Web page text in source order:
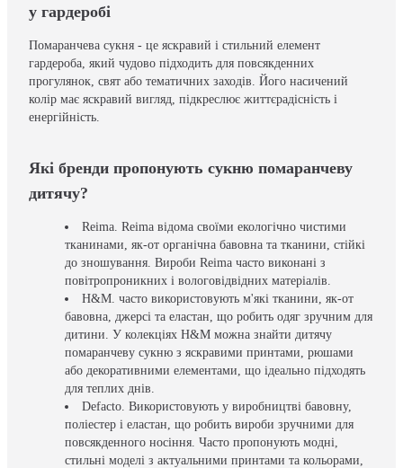
у гардеробі
Помаранчева сукня - це яскравий і стильний елемент
гардероба, який чудово підходить для повсякденних
прогулянок, свят або тематичних заходів. Його насичений
колір має яскравий вигляд, підкреслює життєрадісність і
енергійність.
Які бренди пропонують сукню помаранчеву
дитячу?
Reima. Reima відома своїми екологічно чистими
тканинами, як-от органічна бавовна та тканини, стійкі
до зношування. Вироби Reima часто виконані з
повітропроникних і вологовідвідних матеріалів.
H&M. часто використовують м'які тканини, як-от
бавовна, джерсі та еластан, що робить одяг зручним для
дитини. У колекціях H&M можна знайти дитячу
помаранчеву сукню з яскравими принтами, рюшами
або декоративними елементами, що ідеально підходять
для теплих днів.
Defacto. Використовують у виробництві бавовну,
поліестер і еластан, що робить вироби зручними для
повсякденного носіння. Часто пропонують модні,
стильні моделі з актуальними принтами та кольорами,